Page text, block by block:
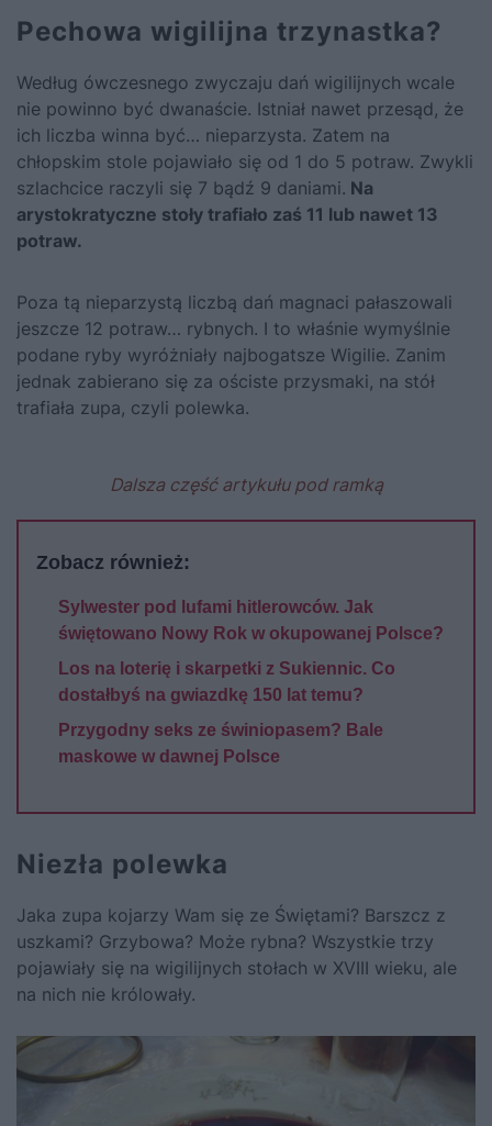
Pechowa wigilijna trzynastka?
Według ówczesnego zwyczaju dań wigilijnych wcale
nie powinno być dwanaście. Istniał nawet przesąd, że
ich liczba winna być… nieparzysta. Zatem na
chłopskim stole pojawiało się od 1 do 5 potraw. Zwykli
szlachcice raczyli się 7 bądź 9 daniami. Na
arystokratyczne stoły trafiało zaś 11 lub nawet 13
potraw.
Poza tą nieparzystą liczbą dań magnaci pałaszowali
jeszcze 12 potraw… rybnych. I to właśnie wymyślnie
podane ryby wyróżniały najbogatsze Wigilie. Zanim
jednak zabierano się za ościste przysmaki, na stół
trafiała zupa, czyli polewka.
Dalsza część artykułu pod ramką
Zobacz również:
Sylwester pod lufami hitlerowców. Jak
świętowano Nowy Rok w okupowanej Polsce?
Los na loterię i skarpetki z Sukiennic. Co
dostałbyś na gwiazdkę 150 lat temu?
Przygodny seks ze świniopasem? Bale
maskowe w dawnej Polsce
Niezła polewka
Jaka zupa kojarzy Wam się ze Świętami? Barszcz z
uszkami? Grzybowa? Może rybna? Wszystkie trzy
pojawiały się na wigilijnych stołach w XVIII wieku, ale
na nich nie królowały.